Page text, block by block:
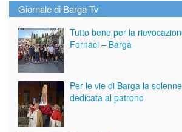
Giornale di Barga Tv
Tutto bene per la
Fornaci – Barga
Per le vie di Barga la
dedicata al patrono